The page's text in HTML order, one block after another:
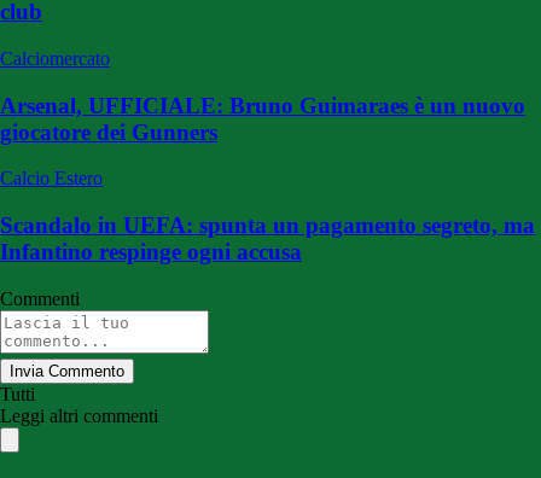
club
Calciomercato
Arsenal, UFFICIALE: Bruno Guimaraes è un nuovo
giocatore dei Gunners
Calcio Estero
Scandalo in UEFA: spunta un pagamento segreto, ma
Infantino respinge ogni accusa
Commenti
Invia Commento
Tutti
Leggi altri commenti